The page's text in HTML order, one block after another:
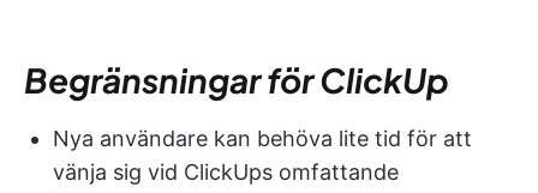
Begränsningar för ClickUp
Nya användare kan behöva lite tid för att
vänja sig vid ClickUps omfattande